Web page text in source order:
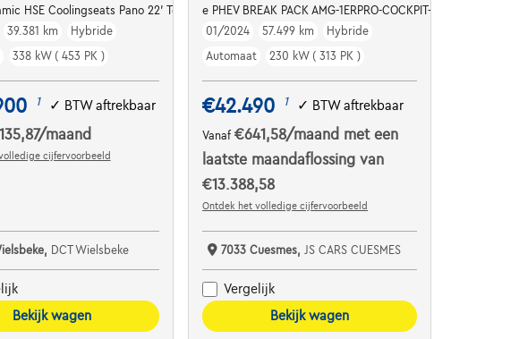
HSE Coolingseats Pano 22' Towbar
39.381 km
Hybride
338 kW ( 453 PK )
1 ✓ BTW aftrekbaar
/maand
cijfervoorbeeld
DCT Wielsbeke
Bekijk wagen
e PHEV BREAK PACK AMG-1ERPRO-COCKPIT-T.O-CARPLAY-
01/2024
57.499 km
Hybride
Automaat
230 kW ( 313 PK )
€42.490 1 ✓ BTW aftrekbaar
Vanaf€641,58/maand met een
laatste maandaflossing van
€13.388,58
Ontdek het volledige cijfervoorbeeld
7033 Cuesmes, JS CARS CUESMES
Vergelijk
Bekijk wagen